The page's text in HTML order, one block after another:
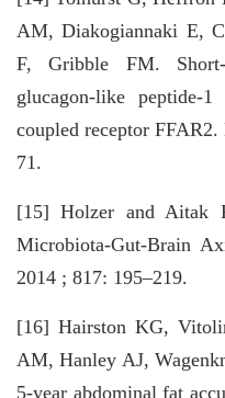
AM, Diakogiannaki E,
F, Gribble FM.
glucagon-like peptide-
coupled receptor
71.
[15] Holzer and Aitak
Microbiota-Gut-Brain
2014 ; 817: 195–219.
[16] Hairston KG,
AM, Hanley AJ,
5-year abdominal fat